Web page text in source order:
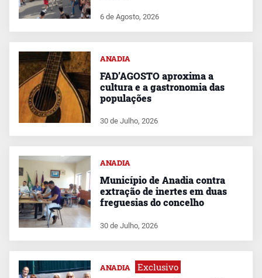
6 de Agosto, 2026
ANADIA
FAD’AGOSTO aproxima a
cultura e a gastronomia das
populações
30 de Julho, 2026
ANADIA
Município de Anadia contra
extração de inertes em duas
freguesias do concelho
30 de Julho, 2026
ANADIA Exclusivo